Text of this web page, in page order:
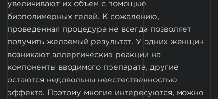
увеличивают их объем с помощью
биополимерных гелей. К сожалению,
проведенная процедура не всегда позволяет
получить желаемый результат. У одних женщин
возникают аллергические реакции на
компоненты вводимого препарата, другие
остаются недовольны неестественностью
эффекта. Поэтому многие интересуются, можно